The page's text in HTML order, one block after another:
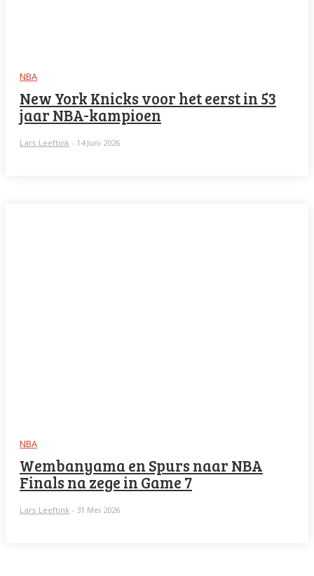
NBA
New York Knicks voor het eerst in 53
jaar NBA-kampioen
Lars Leeftink - 14 Juni 2026
NBA
Wembanyama en Spurs naar NBA
Finals na zege in Game 7
Lars Leeftink - 31 Mei 2026